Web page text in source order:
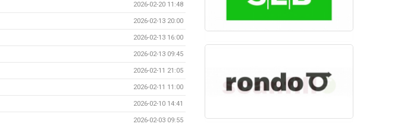
2026-02-20 11:48
2026-02-13 20:00
2026-02-13 16:00
2026-02-13 09:45
2026-02-11 21:05
2026-02-11 11:00
2026-02-10 14:41
2026-02-03 09:55